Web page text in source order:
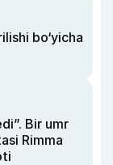
bo‘yicha
Bir umr
Rimma